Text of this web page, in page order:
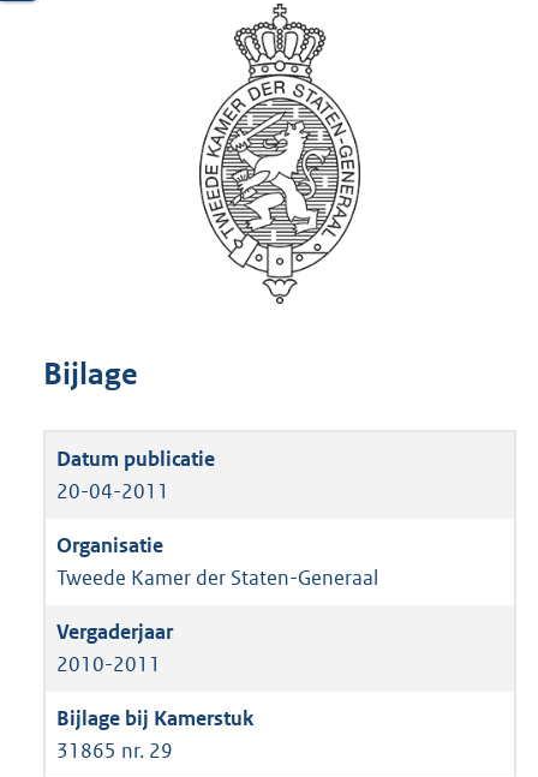
Bijlage
20-04-2011
Tweede Kamer der Staten-Generaal
2010-2011
31865 nr. 29